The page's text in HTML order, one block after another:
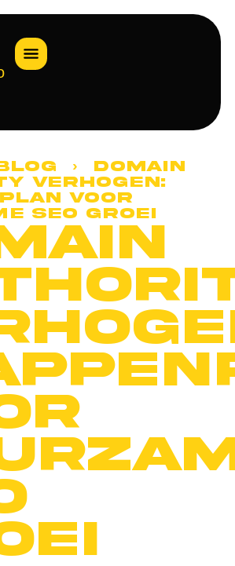
› Domain
verhogen:
voor
SEO groei